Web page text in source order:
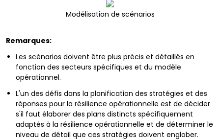
Modélisation de scénarios
Remarques:
Les scénarios doivent être plus précis et détaillés en
fonction des secteurs spécifiques et du modèle
opérationnel.
L'un des défis dans la planification des stratégies et des
réponses pour la résilience opérationnelle est de décider
s'il faut élaborer des plans distincts spécifiquement
adaptés à la résilience opérationnelle et de déterminer le
niveau de détail que ces stratégies doivent englober.